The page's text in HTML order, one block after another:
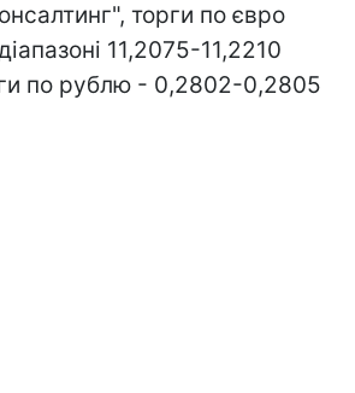
торги по євро
11,2075-11,2210
по рублю - 0,2802-0,2805